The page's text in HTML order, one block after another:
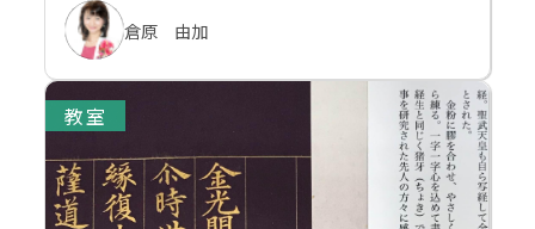
倉原 由加
教室